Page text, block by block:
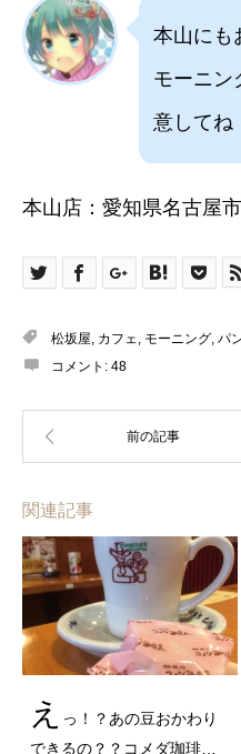
本山にも
モーニン
意してね
本山店：愛知県名古屋
松坂屋, カフェ, モーニング, パ
コメント: 48
関連記事
え
っ！？あの豆おかわり
できるの？？コメダ珈琲…